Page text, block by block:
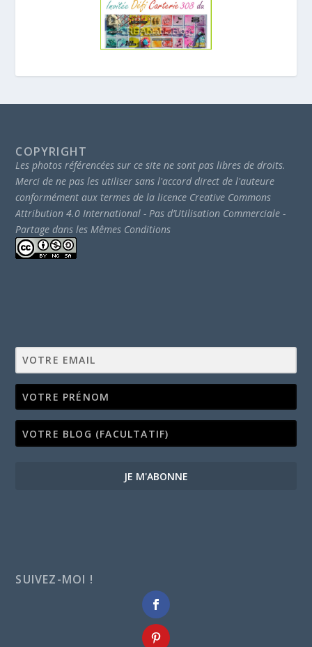
COPYRIGHT
Les photos référencées sur ce site ne sont pas libres de droits.
Merci de ne pas les utiliser sans l'accord direct de l'auteure
conformément aux termes de la licence Creative Commons
Attribution 4.0 International - Pas d’Utilisation Commerciale -
Partage dans les Mêmes Conditions
JE M'ABONNE
SUIVEZ-MOI !